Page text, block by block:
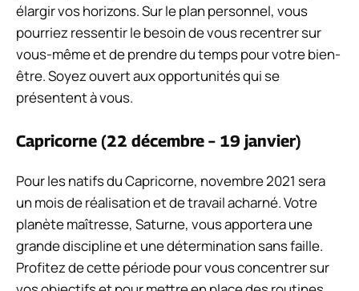
élargir vos horizons. Sur le plan personnel, vous
pourriez ressentir le besoin de vous recentrer sur
vous-même et de prendre du temps pour votre bien-
être. Soyez ouvert aux opportunités qui se
présentent à vous.
Capricorne (22 décembre – 19 janvier)
Pour les natifs du Capricorne, novembre 2021 sera
un mois de réalisation et de travail acharné. Votre
planète maîtresse, Saturne, vous apportera une
grande discipline et une détermination sans faille.
Profitez de cette période pour vous concentrer sur